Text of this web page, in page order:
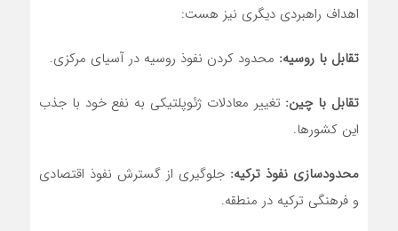
اهداف راهبردی دیگری نیز هست:
تقابل با روسیه: محدود کردن نفوذ روسیه در آسیای مرکزی.
تقابل با چین: تغییر معادلات ژئوپلتیکی به نفع خود با جذب
این کشورها.
محدودسازی نفوذ ترکیه: جلوگیری از گسترش نفوذ اقتصادی
و فرهنگی ترکیه در منطقه.